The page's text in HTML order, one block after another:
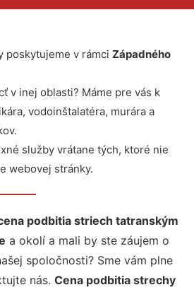
poskytujeme v rámci Západného
v inej oblasti? Máme pre vás k
vodoinštalatéra, murára a
služby vrátane tých, ktoré nie
webovej stránky.
podbitia striech tatranským
a okolí a mali by ste záujem o
spoločnosti? Sme vám plne
nás. Cena podbitia strechy